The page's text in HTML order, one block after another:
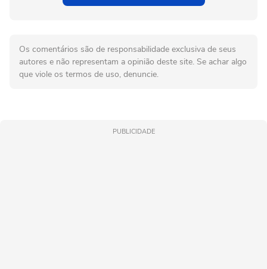
Os comentários são de responsabilidade exclusiva de seus
autores e não representam a opinião deste site. Se achar algo
que viole os termos de uso, denuncie.
PUBLICIDADE